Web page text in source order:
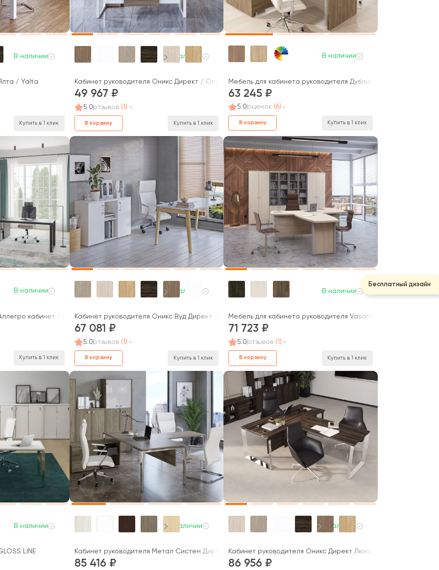
В наличии
/ Yalta
Купить в 1 клик
В наличии
Кабинет руководителя Оникс Директ / Onix Direct
49 967
5.0отзывов (1)
В корзину Купить в 1 клик
В наличии
Мебель для кабинета руководителя Дублин
63 245
5.0 оценок (6)
В корзину Купить в 1 клик
В наличии
кабинет / Allegro cabinet
Купить в 1 клик
В наличии
Кабинет руководителя Оникс Вуд Директ / Onix Wood Direct
67 081
5.0отзывов (1)
В корзину Купить в 1 клик
В наличии
Мебель для кабинета руководителя Vasanta
71 723
5.0 отзывов (1)
В корзину Купить в 1 клик
В наличии
LINE
В наличии
Кабинет руководителя Метал Систем Директ / Metal System Direct
85 416
В наличии
Кабинет руководителя Оникс Директ Люкс / Onix Direct Lux
86 956
Бесплатный дизайн